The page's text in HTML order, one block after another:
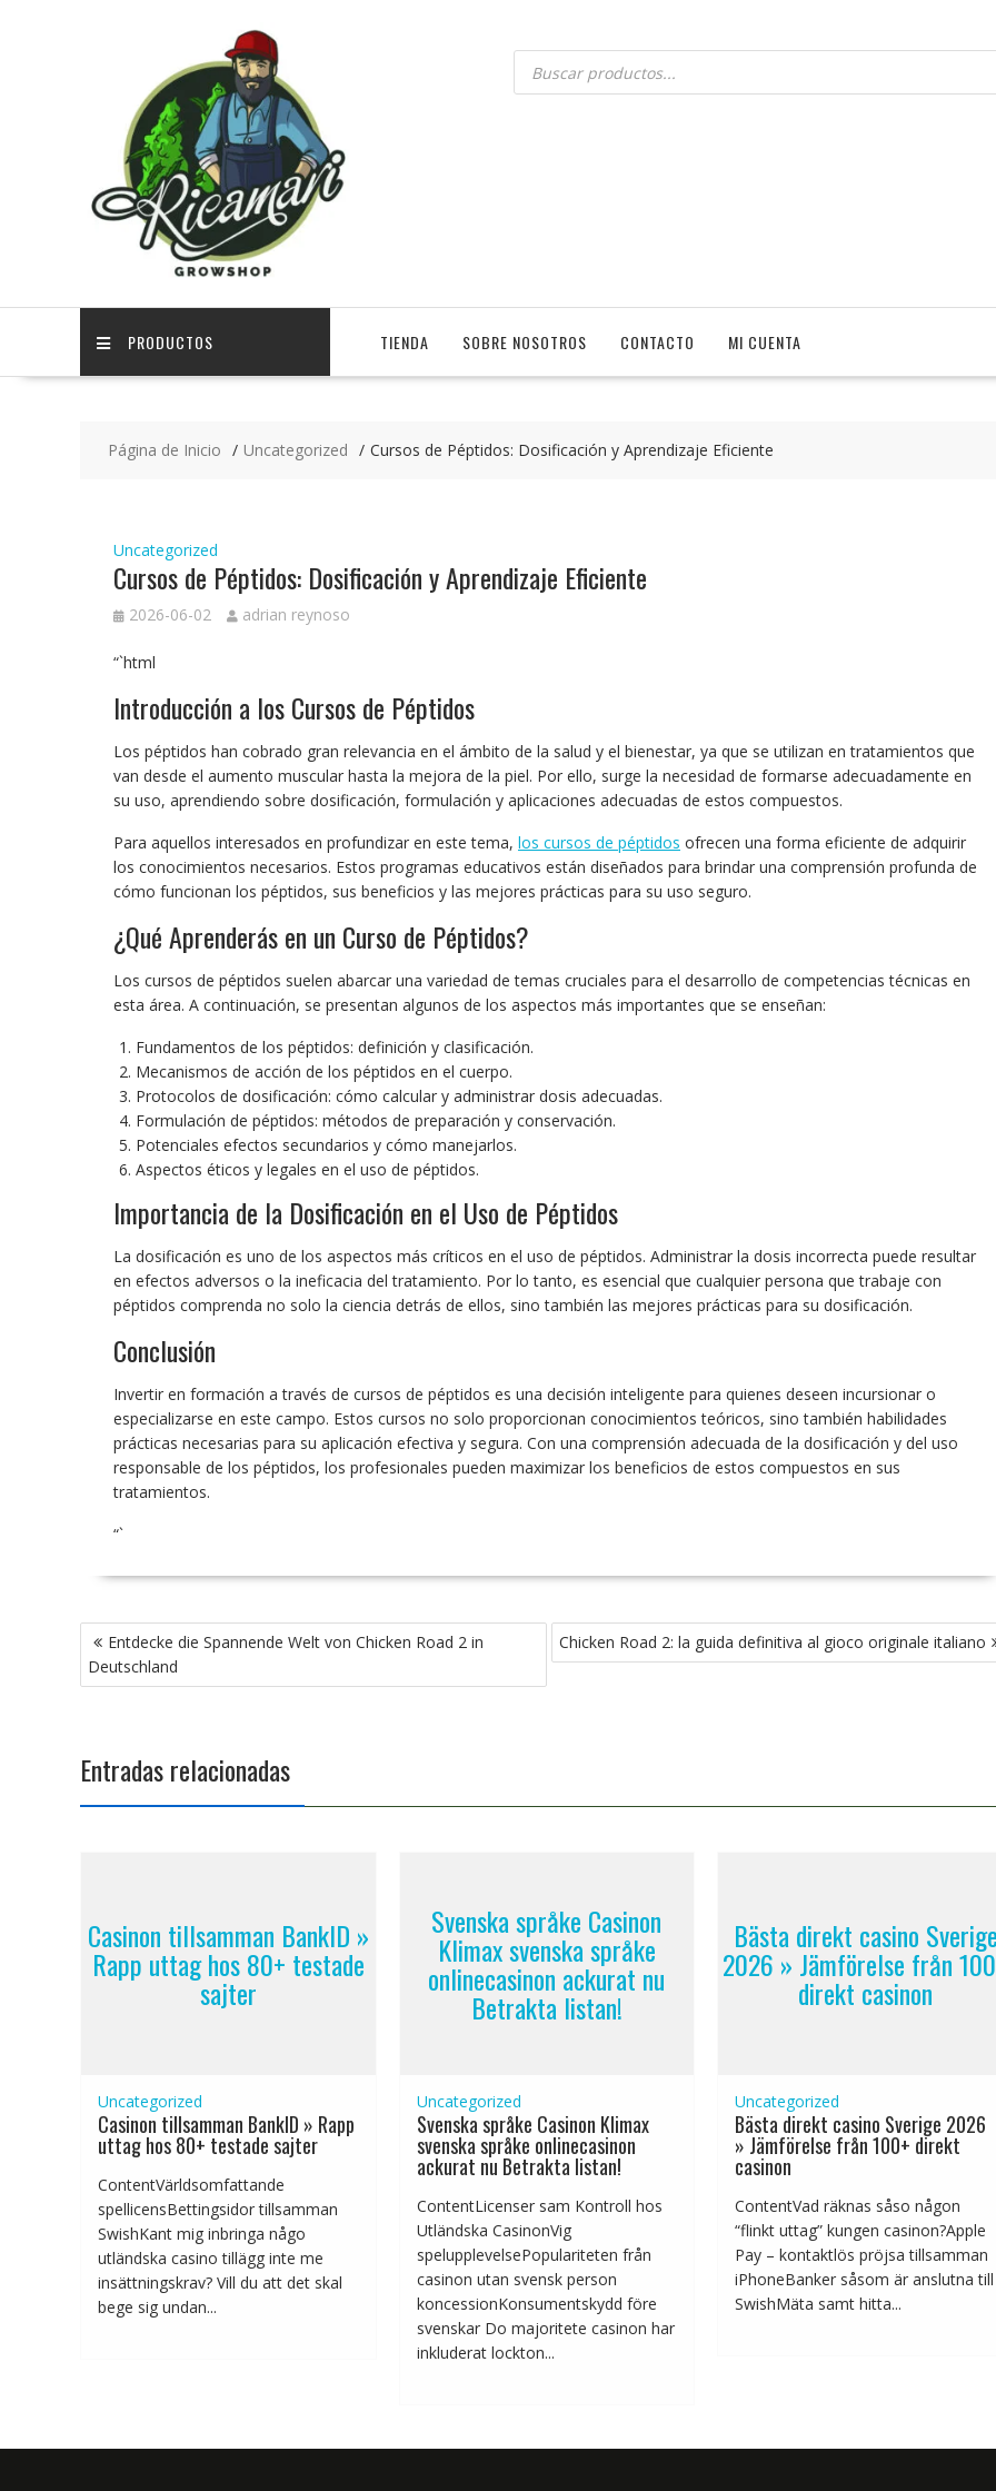
PRODUCTOS TIENDA SOBRE NOSOTROS CONTACTO MI CUENTA
Página de Inicio Uncategorized Cursos de Péptidos: Dosificación y Aprendizaje Eficiente
Uncategorized
Cursos de Péptidos: Dosificación y Aprendizaje Eficiente
2026-06-02 adrian reynoso
“`html
Introducción a los Cursos de Péptidos
Los péptidos han cobrado gran relevancia en el ámbito de la salud y el bienestar, ya que se utilizan en tratamientos que
van desde el aumento muscular hasta la mejora de la piel. Por ello, surge la necesidad de formarse adecuadamente en
su uso, aprendiendo sobre dosificación, formulación y aplicaciones adecuadas de estos compuestos.
Para aquellos interesados en profundizar en este tema, los cursos de péptidos ofrecen una forma eficiente de adquirir
los conocimientos necesarios. Estos programas educativos están diseñados para brindar una comprensión profunda de
cómo funcionan los péptidos, sus beneficios y las mejores prácticas para su uso seguro.
¿Qué Aprenderás en un Curso de Péptidos?
Los cursos de péptidos suelen abarcar una variedad de temas cruciales para el desarrollo de competencias técnicas en
esta área. A continuación, se presentan algunos de los aspectos más importantes que se enseñan:
Fundamentos de los péptidos: definición y clasificación.
Mecanismos de acción de los péptidos en el cuerpo.
Protocolos de dosificación: cómo calcular y administrar dosis adecuadas.
Formulación de péptidos: métodos de preparación y conservación.
Potenciales efectos secundarios y cómo manejarlos.
Aspectos éticos y legales en el uso de péptidos.
Importancia de la Dosificación en el Uso de Péptidos
La dosificación es uno de los aspectos más críticos en el uso de péptidos. Administrar la dosis incorrecta puede resultar
en efectos adversos o la ineficacia del tratamiento. Por lo tanto, es esencial que cualquier persona que trabaje con
péptidos comprenda no solo la ciencia detrás de ellos, sino también las mejores prácticas para su dosificación.
Conclusión
Invertir en formación a través de cursos de péptidos es una decisión inteligente para quienes deseen incursionar o
especializarse en este campo. Estos cursos no solo proporcionan conocimientos teóricos, sino también habilidades
prácticas necesarias para su aplicación efectiva y segura. Con una comprensión adecuada de la dosificación y del uso
responsable de los péptidos, los profesionales pueden maximizar los beneficios de estos compuestos en sus
tratamientos.
“`
Entdecke die Spannende Welt von Chicken Road 2 in
Deutschland
Chicken Road 2: la guida definitiva al gioco originale italiano
Entradas relacionadas
Casinon tillsamman BankID »
Rapp uttag hos 80+ testade
sajter
Uncategorized
Casinon tillsamman BankID » Rapp
uttag hos 80+ testade sajter
ContentVärldsomfattande
spellicensBettingsidor tillsamman
SwishKant mig inbringa någo
utländska casino tillägg inte me
insättningskrav? Vill du att det skal
bege sig undan...
Svenska språke Casinon
Klimax svenska språke
onlinecasinon ackurat nu
Betrakta listan!
Uncategorized
Svenska språke Casinon Klimax
svenska språke onlinecasinon
ackurat nu Betrakta listan!
ContentLicenser sam Kontroll hos
Utländska CasinonVig
spelupplevelsePopulariteten från
casinon utan svensk person
koncessionKonsumentskydd före
svenskar Do majoritete casinon har
inkluderat lockton...
Bästa direkt casino
2026 » Jämförelse från
direkt casinon
Uncategorized
Bästa direkt casino Sverige 2026
» Jämförelse från 100+ direkt
casinon
ContentVad räknas såso någon
“flinkt uttag” kungen casinon?Apple
Pay – kontaktlös pröjsa tillsamman
iPhoneBanker såsom är anslutna till
SwishMäta samt hitta...